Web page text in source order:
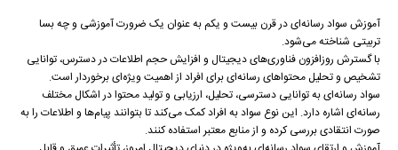
آموزش سواد رسانه‌ای در قرن بیست و یکم به عنوان یک ضرورت آموزشی و چه بسا
تربیتی شناخته می‌شود.
با گسترش روزافزون فناوری‌های دیجیتال و افزایش حجم اطلاعات در دسترس، توانایی
تشخیص و تحلیل محتواهای رسانه‌ای برای افراد از اهمیت ویژه‌ای برخوردار است.
سواد رسانه‌ای به توانایی دسترسی، تحلیل، ارزیابی و تولید محتوا در اشکال مختلف
رسانه‌ای اشاره دارد. این نوع سواد به افراد کمک می‌کند تا بتوانند پیام‌ها و اطلاعات را به
صورت انتقادی بررسی کرده و از منابع معتبر استفاده کنند.